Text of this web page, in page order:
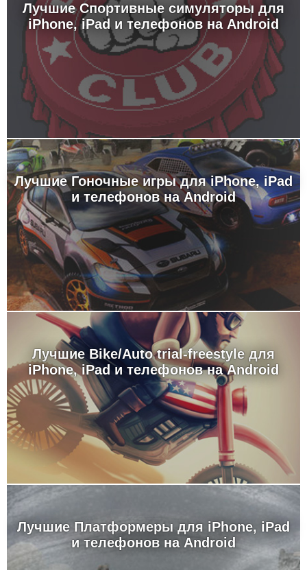
Лучшие Спортивные симуляторы для
iPhone, iPad и телефонов на Android
Лучшие Гоночные игры для iPhone, iPad
и телефонов на Android
Лучшие Bike/Auto trial-freestyle для
iPhone, iPad и телефонов на Android
Лучшие Платформеры для iPhone, iPad
и телефонов на Android